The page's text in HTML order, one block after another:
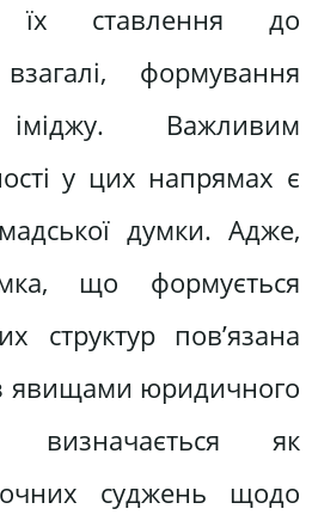
їх ставлення до
формування
Важливим
у цих напрямах є
думки. Адже,
що формується
структур пов’язана
явищами юридичного
визначається як
суджень щодо